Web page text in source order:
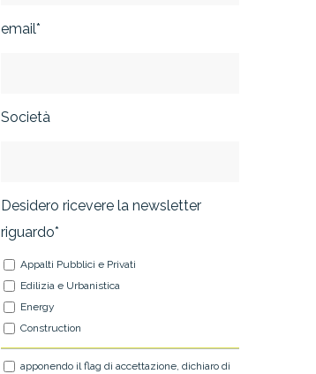
email*
Società
Desidero ricevere la newsletter
riguardo*
Appalti Pubblici e Privati
Edilizia e Urbanistica
Energy
Construction
apponendo il flag di accettazione, dichiaro di